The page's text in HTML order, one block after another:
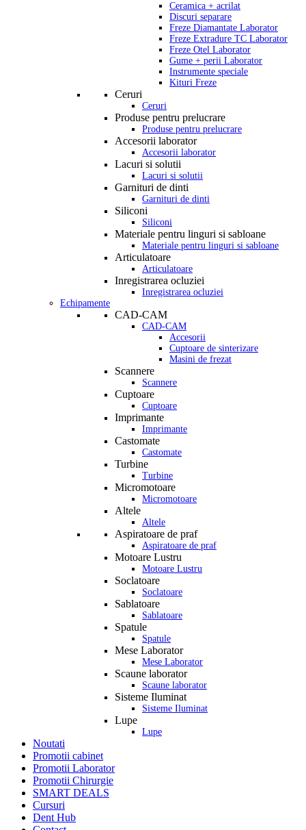
Ceramica + acrilat
Discuri separare
Freze Diamantate Laborator
Freze Extradure TC Laborator
Freze Otel Laborator
Gume + perii Laborator
Instrumente speciale
Kituri Freze
Ceruri
Ceruri
Produse pentru prelucrare
Produse pentru prelucrare
Accesorii laborator
Accesorii laborator
Lacuri si solutii
Lacuri si solutii
Garnituri de dinti
Garnituri de dinti
Siliconi
Siliconi
Materiale pentru linguri si sabloane
Materiale pentru linguri si sabloane
Articulatoare
Articulatoare
Inregistrarea ocluziei
Inregistrarea ocluziei
Echipamente
CAD-CAM
CAD-CAM
Accesorii
Cuptoare de sinterizare
Masini de frezat
Scannere
Scannere
Cuptoare
Cuptoare
Imprimante
Imprimante
Castomate
Castomate
Turbine
Turbine
Micromotoare
Micromotoare
Altele
Altele
Aspiratoare de praf
Aspiratoare de praf
Motoare Lustru
Motoare Lustru
Soclatoare
Soclatoare
Sablatoare
Sablatoare
Spatule
Spatule
Mese Laborator
Mese Laborator
Scaune laborator
Scaune laborator
Sisteme Iluminat
Sisteme Iluminat
Lupe
Lupe
Noutati
Promotii cabinet
Promotii Laborator
Promotii Chirurgie
SMART DEALS
Cursuri
Dent Hub